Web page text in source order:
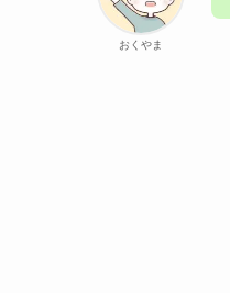
おくやま